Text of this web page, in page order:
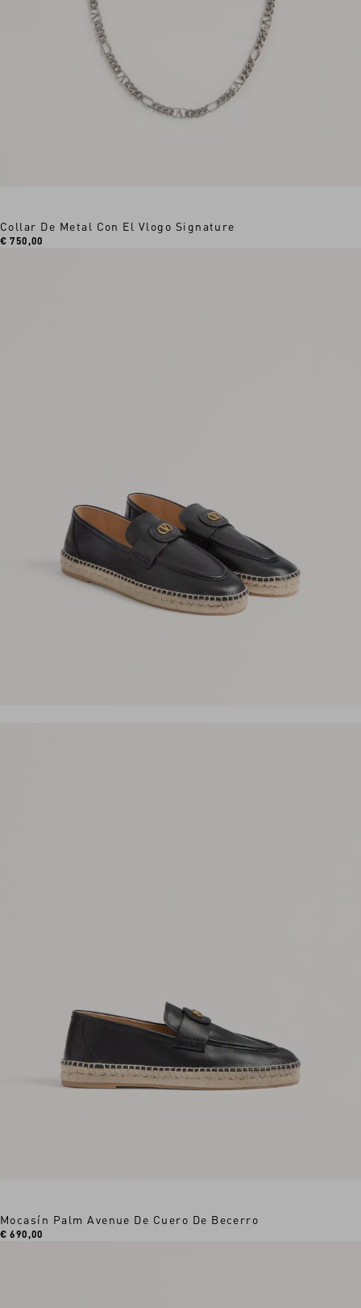
Collar De Metal Con El Vlogo Signature
€ 750,00
Mocasín Palm Avenue De Cuero De Becerro
€ 690,00